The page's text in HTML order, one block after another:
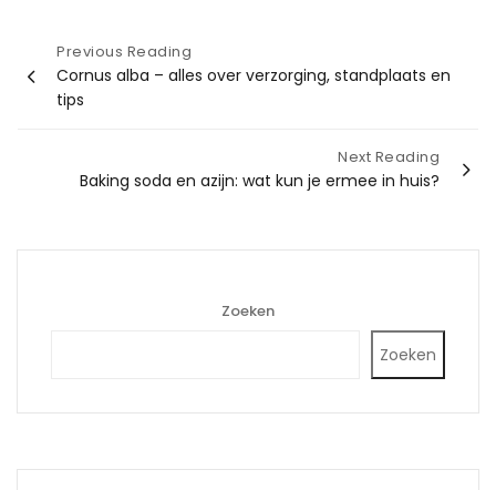
Bericht
navigatie
Previous Reading
Cornus alba – alles over verzorging, standplaats en
tips
Next Reading
Baking soda en azijn: wat kun je ermee in huis?
Zoeken
Zoeken